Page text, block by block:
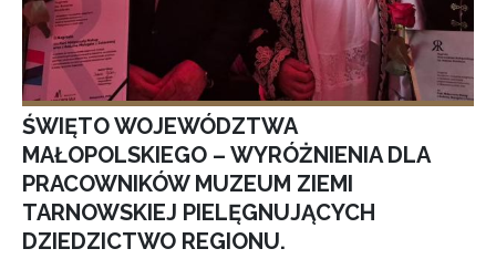
ŚWIĘTO WOJEWÓDZTWA
MAŁOPOLSKIEGO – WYRÓŻNIENIA DLA
PRACOWNIKÓW MUZEUM ZIEMI
TARNOWSKIEJ PIELĘGNUJĄCYCH
DZIEDZICTWO REGIONU.